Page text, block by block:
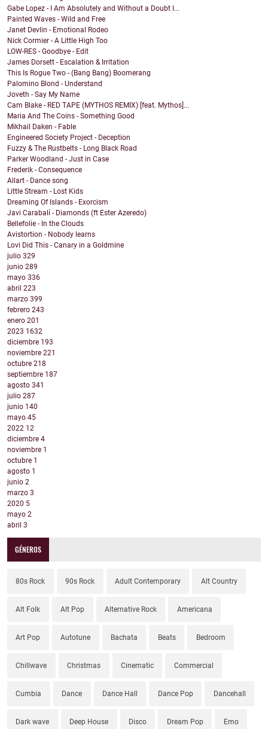
Gabe Lopez - I Am Absolutely and Without a Doubt I...
Painted Waves - Wild and Free
Janet Devlin - Emotional Rodeo
Nick Cormier - A Little High Too
LOW-RES - Goodbye - Edit
James Dorsett - Escalation & Irritation
This Is Rogue Two - (Bang Bang) Boomerang
Palomino Blond - Understand
Joveth - Say My Name
Cam Blake - RED TAPE (MYTHOS REMIX) [feat. Mythos]...
Maria And The Coins - Something Good
Mikhail Daken - Fable
Engineered Society Project - Deception
Fuzzy & The Rustbelts - Long Black Road
Parker Woodland - Just in Case
Frederik - Consequence
Allart - Dance song
Little Stream - Lost Kids
Dreaming Of Islands - Exorcism
Javi Carabalí - Diamonds (ft Ester Azeredo)
Bellefolie - In the Clouds
Avistortion - Nobody learns
Lovi Did This - Canary in a Goldmine
julio 329
junio 289
mayo 336
abril 223
marzo 399
febrero 243
enero 201
2023 1632
diciembre 193
noviembre 221
octubre 218
septiembre 187
agosto 341
julio 287
junio 140
mayo 45
2022 12
diciembre 4
noviembre 1
octubre 1
agosto 1
junio 2
marzo 3
2020 5
mayo 2
abril 3
GÉNEROS
80s Rock 90s Rock Adult Contemporary Alt Country
Alt Folk Alt Pop Alternative Rock Americana
Art Pop Autotune Bachata Beats Bedroom
Chillwave Christmas Cinematic Commercial
Cumbia Dance Dance Hall Dance Pop Dancehall
Dark wave Deep House Disco Dream Pop Emo